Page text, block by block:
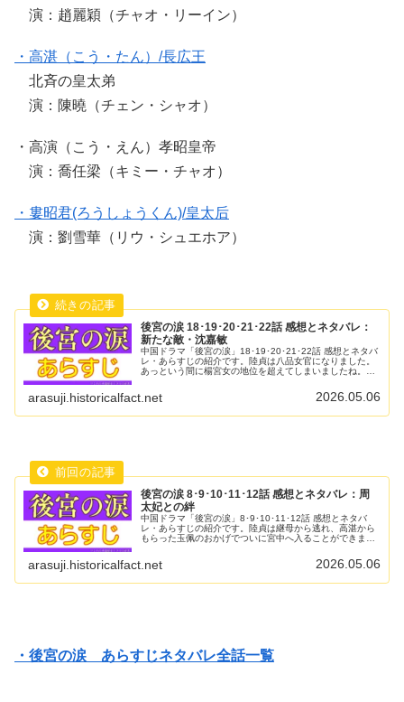
演：趙麗穎（チャオ・リーイン）
・高湛（こう・たん）/長広王
北斉の皇太弟
演：陳曉（チェン・シャオ）
・高演（こう・えん）孝昭皇帝
演：喬任梁（キミー・チャオ）
・婁昭君(ろうしょうくん)/皇太后
演：劉雪華（リウ・シュエホア）
後宮の涙 18･19･20･21･22話 感想とネタバレ：
新たな敵・沈嘉敏
中国ドラマ「後宮の涙」18･19･20･21･22話 感想とネタバ
レ・あらすじの紹介です。陸貞は八品女官になりました。
あっという間に楊宮女の地位を超えてしまいましたね。で
arasuji.historicalfact.net 2026.05.06
後宮の涙 8･9･10･11･12話 感想とネタバレ：周
太妃との絆
中国ドラマ「後宮の涙」8･9･10･11･12話 感想とネタバ
レ・あらすじの紹介です。陸貞は継母から逃れ、高湛から
もらった玉佩のおかげでついに宮中へ入ることができまし
arasuji.historicalfact.net 2026.05.06
・後宮の涙 あらすじネタバレ全話一覧